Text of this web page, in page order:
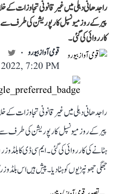
راجدھانی دہلی میں غیر قانونی تجاوزات
پیر کے روز میونسپل کارپوریشن کی طرف سے
کارروائی کی گئی۔
قومی آواز بیورو
7:20 PM
راجدھانی دہلی میں غیر قانونی تجاوزات
پیر کے روز میونسپل کارپوریشن کی طرف سے
ہٹانے کی کارروائی کی گئی۔ ایم سی ڈی کا
جھگی جھونپڑیوں کو ہٹا دیا۔ پیش ہیں اس